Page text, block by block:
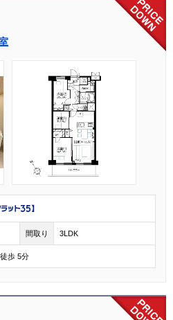
間取り 3LDK
歩 5分